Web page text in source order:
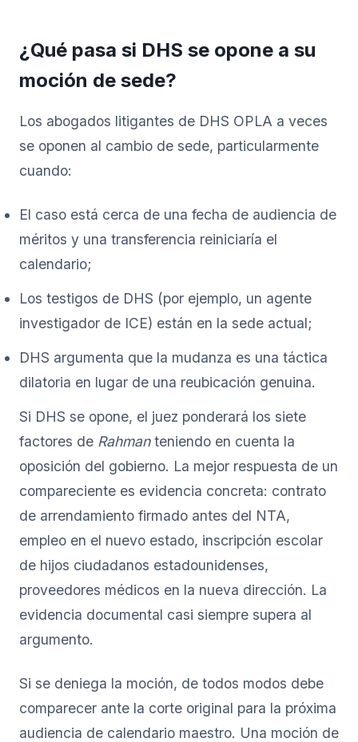
¿Qué pasa si DHS se opone a su
moción de sede?
Los abogados litigantes de DHS OPLA a veces
se oponen al cambio de sede, particularmente
cuando:
El caso está cerca de una fecha de audiencia de
méritos y una transferencia reiniciaría el
calendario;
Los testigos de DHS (por ejemplo, un agente
investigador de ICE) están en la sede actual;
DHS argumenta que la mudanza es una táctica
dilatoria en lugar de una reubicación genuina.
Si DHS se opone, el juez ponderará los siete
factores de Rahmanteniendo en cuenta la
oposición del gobierno. La mejor respuesta de un
compareciente es evidencia concreta: contrato
de arrendamiento firmado antes del NTA,
empleo en el nuevo estado, inscripción escolar
de hijos ciudadanos estadounidenses,
proveedores médicos en la nueva dirección. La
evidencia documental casi siempre supera al
argumento.
Si se deniega la moción, de todos modos debe
comparecer ante la corte original para la próxima
audiencia de calendario maestro. Una moción de